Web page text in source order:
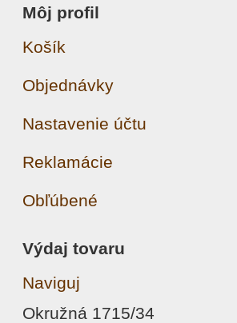
Môj profil
Košík
Objednávky
Nastavenie účtu
Reklamácie
Obľúbené
Výdaj tovaru
Naviguj
Okružná 1715/34